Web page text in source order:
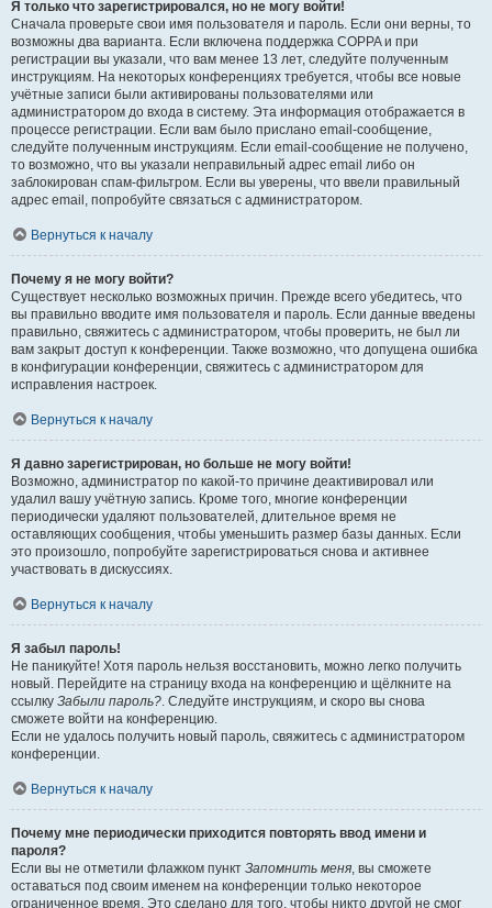
Я только что зарегистрировался, но не могу войти!
Сначала проверьте свои имя пользователя и пароль. Если они верны, то
возможны два варианта. Если включена поддержка COPPA и при
регистрации вы указали, что вам менее 13 лет, следуйте полученным
инструкциям. На некоторых конференциях требуется, чтобы все новые
учётные записи были активированы пользователями или
администратором до входа в систему. Эта информация отображается в
процессе регистрации. Если вам было прислано email-сообщение,
следуйте полученным инструкциям. Если email-сообщение не получено,
то возможно, что вы указали неправильный адрес email либо он
заблокирован спам-фильтром. Если вы уверены, что ввели правильный
адрес email, попробуйте связаться с администратором.
Вернуться к началу
Почему я не могу войти?
Существует несколько возможных причин. Прежде всего убедитесь, что
вы правильно вводите имя пользователя и пароль. Если данные введены
правильно, свяжитесь с администратором, чтобы проверить, не был ли
вам закрыт доступ к конференции. Также возможно, что допущена ошибка
в конфигурации конференции, свяжитесь с администратором для
исправления настроек.
Вернуться к началу
Я давно зарегистрирован, но больше не могу войти!
Возможно, администратор по какой-то причине деактивировал или
удалил вашу учётную запись. Кроме того, многие конференции
периодически удаляют пользователей, длительное время не
оставляющих сообщения, чтобы уменьшить размер базы данных. Если
это произошло, попробуйте зарегистрироваться снова и активнее
участвовать в дискуссиях.
Вернуться к началу
Я забыл пароль!
Не паникуйте! Хотя пароль нельзя восстановить, можно легко получить
новый. Перейдите на страницу входа на конференцию и щёлкните на
ссылку Забыли пароль?. Следуйте инструкциям, и скоро вы снова
сможете войти на конференцию.
Если не удалось получить новый пароль, свяжитесь с администратором
конференции.
Вернуться к началу
Почему мне периодически приходится повторять ввод имени и
пароля?
Если вы не отметили флажком пункт Запомнить меня, вы сможете
оставаться под своим именем на конференции только некоторое
ограниченное время. Это сделано для того, чтобы никто другой не смог